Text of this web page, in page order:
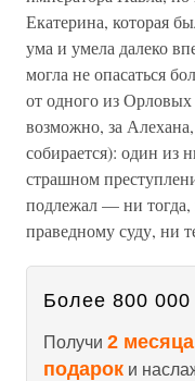
Екатерина, которая
ума и умела далеко
могла не опасаться
от одного из Орловых
возможно, за
собирается): один из
страшном
подлежал — ни тогда,
праведному суду, ни
Более 800 000
Получи 2
подарок и